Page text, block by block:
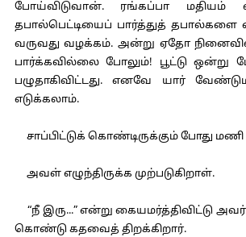
போய்விடுவான். ரங்கப்பா மதியம்
தபால்பெட்டியைப் பார்த்துத் தபால்களை
வருவது வழக்கம். அன்று ஏதோ
பார்க்கவில்லை போலும்! பூட்டு ஒன்று
பழுதாகிவிட்டது. எனவே யார்
எடுக்கலாம்.
சாப்பிட்டுக் கொண்டிருக்கும் போது மணி
அவள் எழுந்திருக்க முற்படுகிறாள்.
“நீ இரு...” என்று கையமர்த்திவிட்டு
கொண்டு கதவைத் திறக்கிறார்.